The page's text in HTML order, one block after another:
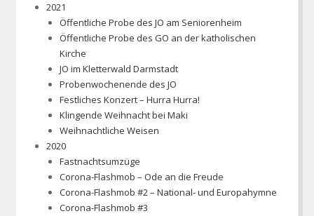
2021
Öffentliche Probe des JO am Seniorenheim
Öffentliche Probe des GO an der katholischen
Kirche
JO im Kletterwald Darmstadt
Probenwochenende des JO
Festliches Konzert – Hurra Hurra!
Klingende Weihnacht bei Maki
Weihnachtliche Weisen
2020
Fastnachtsumzüge
Corona-Flashmob – Ode an die Freude
Corona-Flashmob #2 – National- und Europahymne
Corona-Flashmob #3